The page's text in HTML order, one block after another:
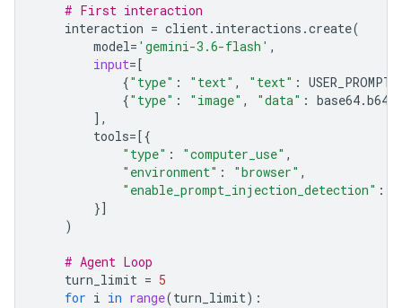
# First interaction
interaction = client. interactions .create(
model= 'gemini-3.6-flash' ,
input=[
{"type" : "text" , "text" : USER_PROMPT
{"type" : "image" , "data" : base64.
],
tools=[{
"type" : "computer_use" ,
"environment" : "browser" ,
"enable_prompt_injection_detection" :
}]
)
# Agent Loop
turn_limit = 5
for i in range(turn_limit):